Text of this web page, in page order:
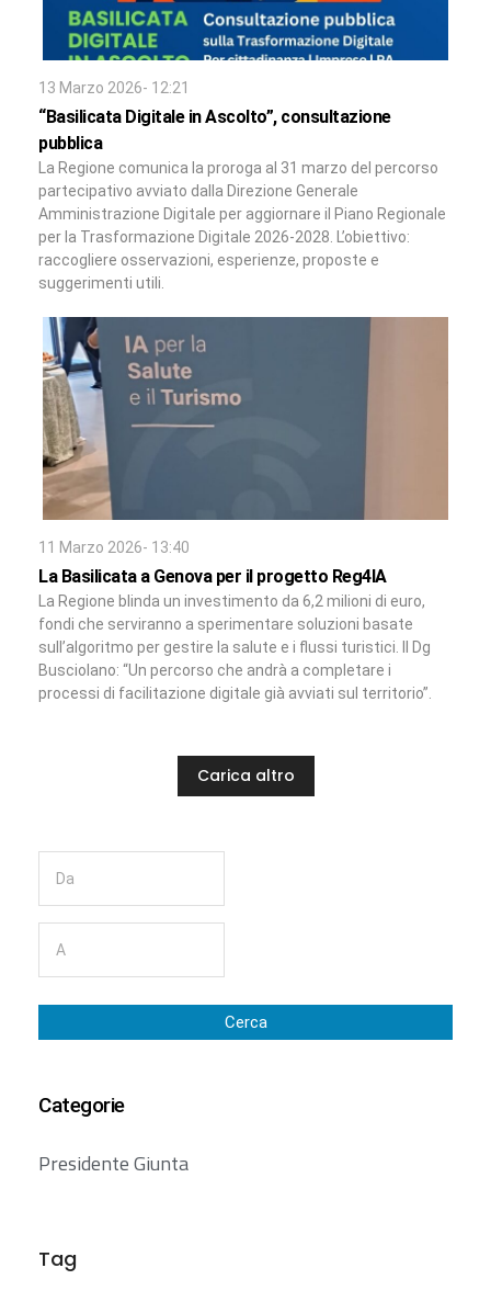
13 Marzo 2026- 12:21
“Basilicata Digitale in Ascolto”, consultazione
pubblica
La Regione comunica la proroga al 31 marzo del percorso
partecipativo avviato dalla Direzione Generale
Amministrazione Digitale per aggiornare il Piano Regionale
per la Trasformazione Digitale 2026‑2028. L’obiettivo:
raccogliere osservazioni, esperienze, proposte e
suggerimenti utili.
11 Marzo 2026- 13:40
La Basilicata a Genova per il progetto Reg4IA
La Regione blinda un investimento da 6,2 milioni di euro,
fondi che serviranno a sperimentare soluzioni basate
sull’algoritmo per gestire la salute e i flussi turistici. Il Dg
Busciolano: “Un percorso che andrà a completare i
processi di facilitazione digitale già avviati sul territorio”.
Carica altro
Cerca
Categorie
Presidente Giunta
Tag